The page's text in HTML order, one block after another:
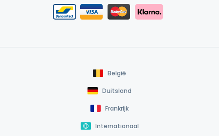
Bancontact / Mister Cash
Safe Payment Card
Safe Payment Klarna
België
Duitsland
Frankrijk
Internationaal